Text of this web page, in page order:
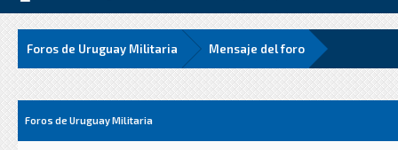
Foros de Uruguay Militaria Mensaje del foro
Foros de Uruguay Militaria